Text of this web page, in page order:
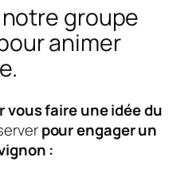
groupe
animer
vous faire une idée du
pour engager un
: